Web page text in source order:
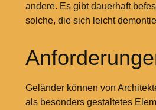
andere. Es gibt dauerhaft
solche, die sich leicht
Geländer können von
als besonders gestaltetes